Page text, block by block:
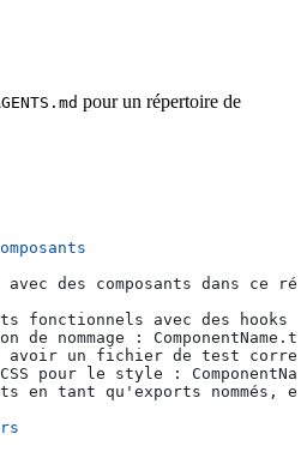
pour un répertoire de
des composants dans ce
fonctionnels avec des hooks
de nommage :
avoir un fichier de test
pour le style :
en tant qu'exports nommés,